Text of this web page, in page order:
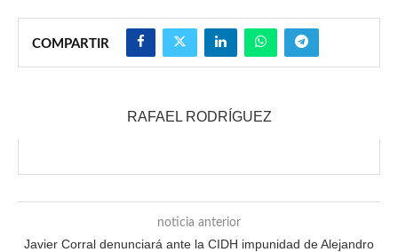
COMPARTIR
RAFAEL RODRÍGUEZ
noticia anterior
Javier Corral denunciará ante la CIDH impunidad de Alejandro